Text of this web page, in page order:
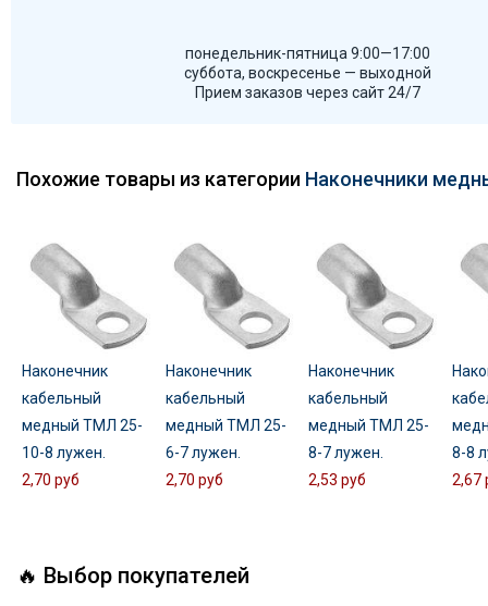
понедельник-пятница 9:00—17:00
суббота, воскресенье — выходной
Прием заказов через сайт 24/7
Похожие товары из категории Наконечники
Наконечник
кабельный
медный ТМЛ 25-
10-8 лужен.
2,70 руб
Наконечник
кабельный
медный ТМЛ 25-
6-7 лужен.
2,70 руб
Наконечник
кабельный
медный ТМЛ 25-
8-7 лужен.
2,53 руб
8-8
2,67
🔥 Выбор покупателей